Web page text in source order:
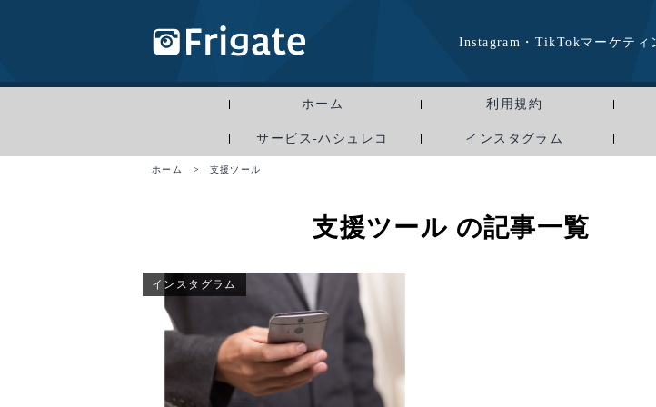
Instagram・TikTokマーケティ
ホーム 利用規約
サービス-ハシュレコ インスタグラム
ホーム > 支援ツール
支援ツール の記事一覧
インスタグラム